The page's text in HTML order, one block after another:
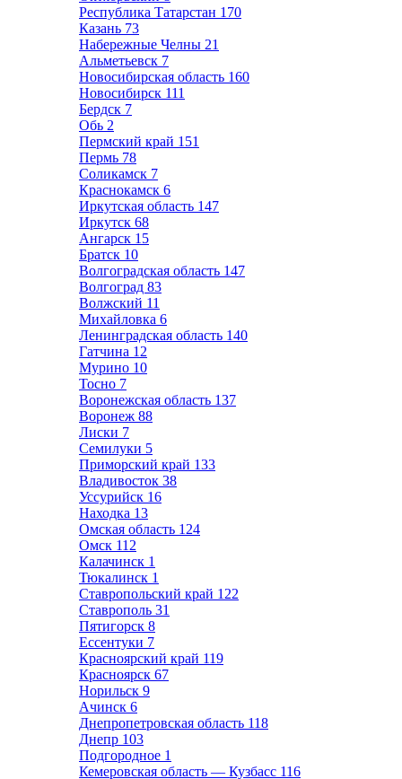
Республика Татарстан 170
Казань 73
Набережные Челны 21
Альметьевск 7
Новосибирская область 160
Новосибирск 111
Бердск 7
Обь 2
Пермский край 151
Пермь 78
Соликамск 7
Краснокамск 6
Иркутская область 147
Иркутск 68
Ангарск 15
Братск 10
Волгоградская область 147
Волгоград 83
Волжский 11
Михайловка 6
Ленинградская область 140
Гатчина 12
Мурино 10
Тосно 7
Воронежская область 137
Воронеж 88
Лиски 7
Семилуки 5
Приморский край 133
Владивосток 38
Уссурийск 16
Находка 13
Омская область 124
Омск 112
Калачинск 1
Тюкалинск 1
Ставропольский край 122
Ставрополь 31
Пятигорск 8
Ессентуки 7
Красноярский край 119
Красноярск 67
Норильск 9
Ачинск 6
Днепропетровская область 118
Днепр 103
Подгородное 1
Кемеровская область — Кузбасс 116